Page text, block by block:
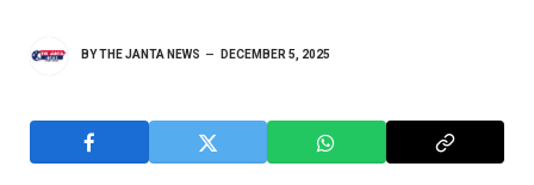
BYTHE JANTA NEWS DECEMBER 5, 2025